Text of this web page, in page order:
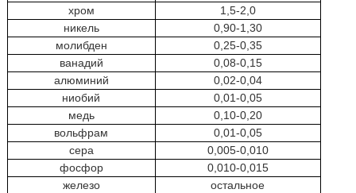
хром
1,5-2,0
никель
0,90-1,30
молибден
0,25-0,35
ванадий
0,08-0,15
алюминий
0,02-0,04
ниобий
0,01-0,05
медь
0,10-0,20
вольфрам
0,01-0,05
сера
0,005-0,010
фосфор
0,010-0,015
железо
остальное